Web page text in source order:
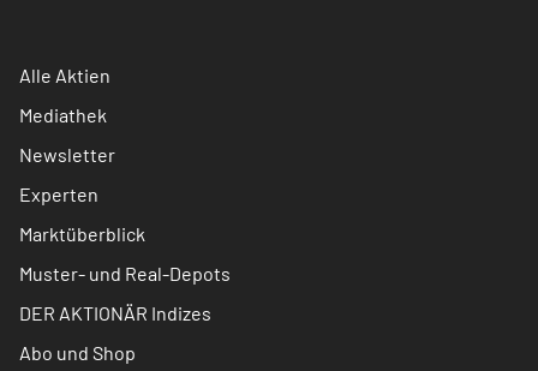
Alle Aktien
Mediathek
Newsletter
Experten
Marktüberblick
Muster- und Real-Depots
DER AKTIONÄR Indizes
Abo und Shop